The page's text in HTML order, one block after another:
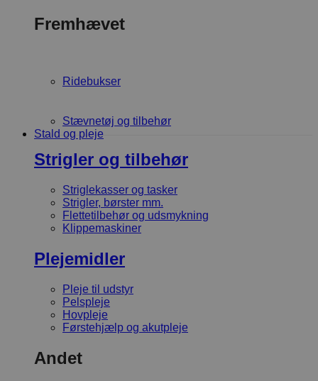
Fremhævet
Ridebukser
Stævnetøj og tilbehør
Stald og pleje
Strigler og tilbehør
Striglekasser og tasker
Strigler, børster mm.
Flettetilbehør og udsmykning
Klippemaskiner
Plejemidler
Pleje til udstyr
Pelspleje
Hovpleje
Førstehjælp og akutpleje
Andet